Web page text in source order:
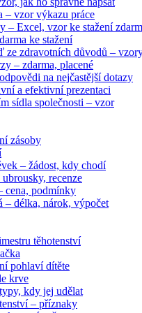
– vzor výkazu práce
– Excel, vzor ke stažení
ke stažení
ze zdravotních důvodů –
– zdarma, placené
na nejčastější dotazy
a efektivní prezentaci
sídla společnosti – vzor
zásoby
– žádost, kdy chodí
recenze
cena, podmínky
– délka, nárok, výpočet
těhotenství
pohlaví dítěte
krve
kdy jej udělat
– příznaky